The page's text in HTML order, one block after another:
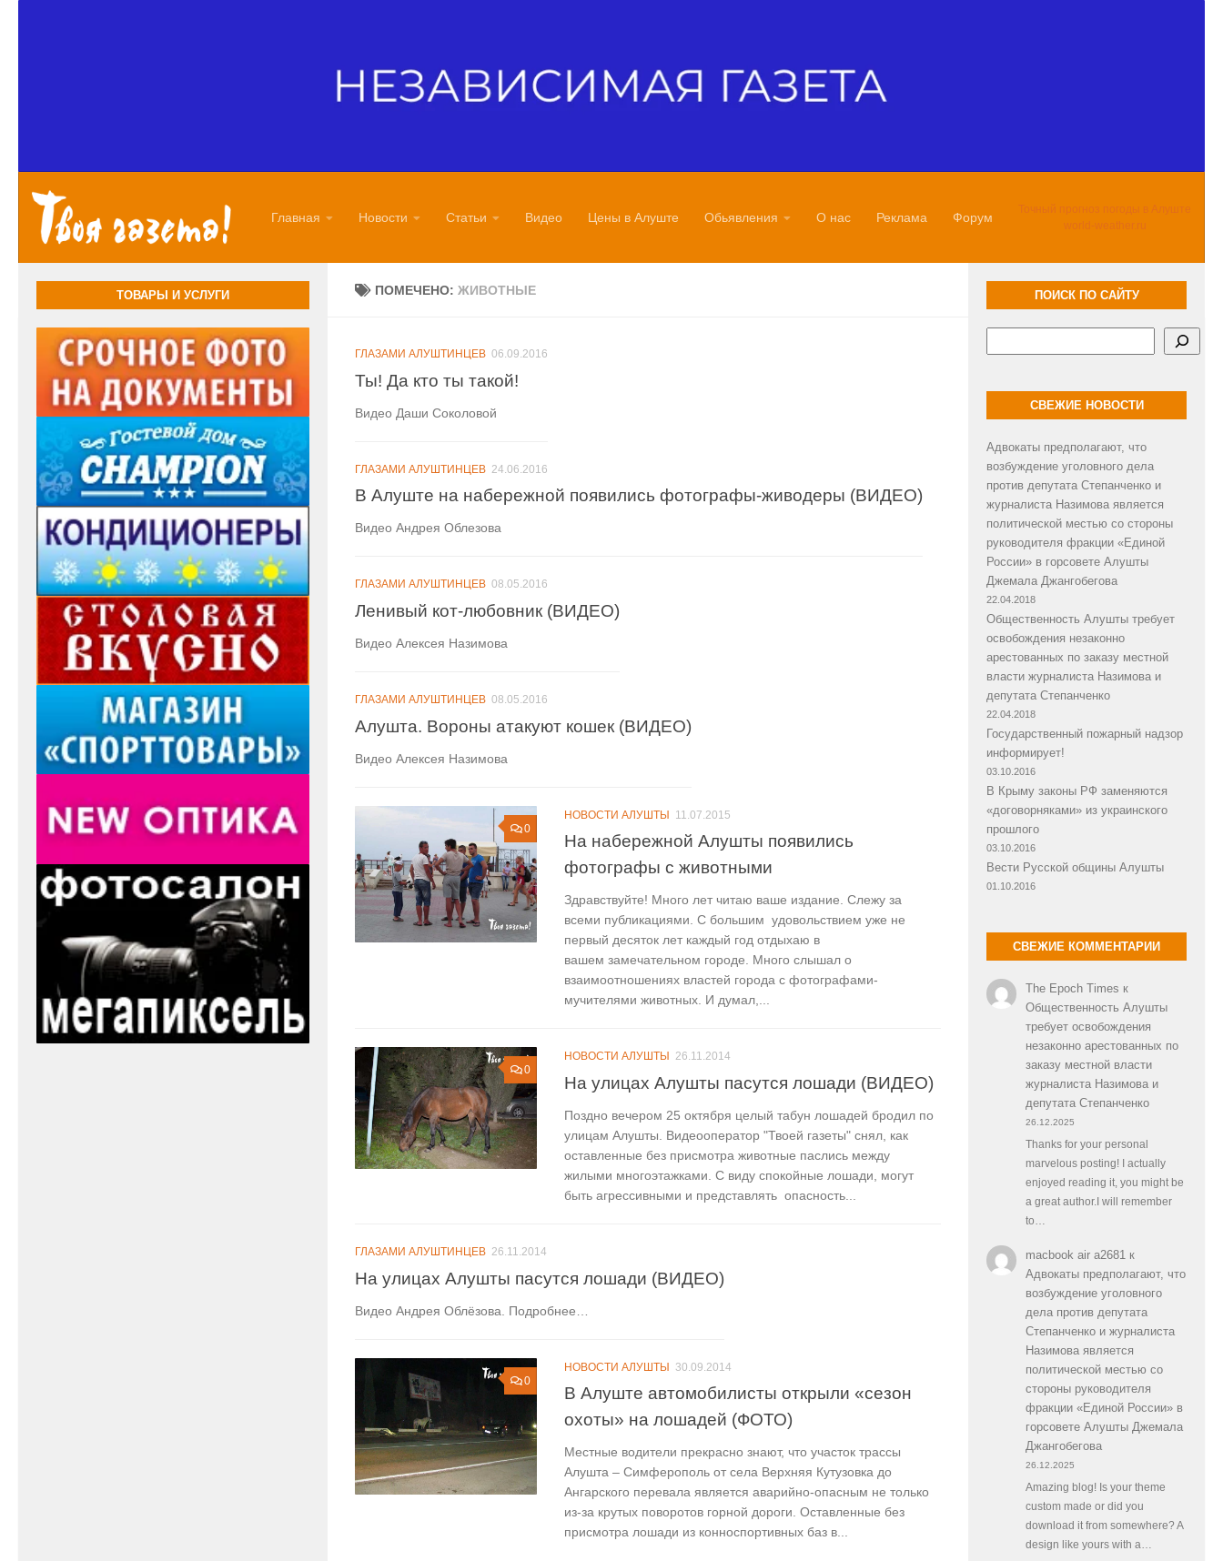
Главная Новости Статьи Видео Цены в Алуште Обьявления О нас Реклама Форум
Точный прогноз погоды в Алуште
world-weather.ru
ПОМЕЧЕНО:ЖИВОТНЫЕ
ГЛАЗАМИ АЛУШТИНЦЕВ 06.09.2016
Ты! Да кто ты такой!
Видео Даши Соколовой
ГЛАЗАМИ АЛУШТИНЦЕВ 24.06.2016
В Алуште на набережной появились фотографы-живодеры (ВИДЕО)
Видео Андрея Облезова
ГЛАЗАМИ АЛУШТИНЦЕВ 08.05.2016
Ленивый кот-любовник (ВИДЕО)
Видео Алексея Назимова
ГЛАЗАМИ АЛУШТИНЦЕВ 08.05.2016
Алушта. Вороны атакуют кошек (ВИДЕО)
Видео Алексея Назимова
0
НОВОСТИ АЛУШТЫ 11.07.2015
На набережной Алушты появились
фотографы с животными
Здравствуйте! Много лет читаю ваше издание. Слежу за
всеми публикациями. С большим удовольствием уже не
первый десяток лет каждый год отдыхаю в
вашем замечательном городе. Много слышал о
взаимоотношениях властей города с фотографами-
мучителями животных. И думал,...
0
НОВОСТИ АЛУШТЫ 26.11.2014
На улицах Алушты пасутся лошади (ВИДЕО)
Поздно вечером 25 октября целый табун лошадей бродил по
улицам Алушты. Видеооператор "Твоей газеты" снял, как
оставленные без присмотра животные паслись между
жилыми многоэтажками. С виду спокойные лошади, могут
быть агрессивными и представлять опасность...
ГЛАЗАМИ АЛУШТИНЦЕВ 26.11.2014
На улицах Алушты пасутся лошади (ВИДЕО)
Видео Андрея Облёзова. Подробнее…
0
НОВОСТИ АЛУШТЫ 30.09.2014
В Алуште автомобилисты открыли «сезон
охоты» на лошадей (ФОТО)
Местные водители прекрасно знают, что участок трассы
Алушта – Симферополь от села Верхняя Кутузовка до
Ангарского перевала является аварийно-опасным не только
из-за крутых поворотов горной дороги. Оставленные без
присмотра лошади из конноспортивных баз в...
ТОВАРЫ И УСЛУГИ ПОИСК ПО САЙТУ
СВЕЖИЕ НОВОСТИ
Адвокаты предполагают, что
возбуждение уголовного дела
против депутата Степанченко и
журналиста Назимова является
политической местью со стороны
руководителя фракции «Единой
России» в горсовете Алушты
Джемала Джангобегова
22.04.2018
Общественность Алушты требует
освобождения незаконно
арестованных по заказу местной
власти журналиста Назимова и
депутата Степанченко
22.04.2018
Государственный пожарный надзор
информирует!
03.10.2016
В Крыму законы РФ заменяются
«договорняками» из украинского
прошлого
03.10.2016
Вести Русской общины Алушты
01.10.2016
СВЕЖИЕ КОММЕНТАРИИ
The Epoch Times к
Общественность Алушты
требует освобождения
незаконно арестованных по
заказу местной власти
журналиста Назимова и
депутата Степанченко
26.12.2025
Thanks for your personal
marvelous posting! I actually
enjoyed reading it, you might be
a great author.I will remember
to…
macbook air a2681к
Адвокаты предполагают, что
возбуждение уголовного
дела против депутата
Степанченко и журналиста
Назимова является
политической местью со
стороны руководителя
фракции «Единой России» в
горсовете Алушты Джемала
Джангобегова
26.12.2025
Amazing blog! Is your theme
custom made or did you
download it from somewhere? A
design like yours with a…